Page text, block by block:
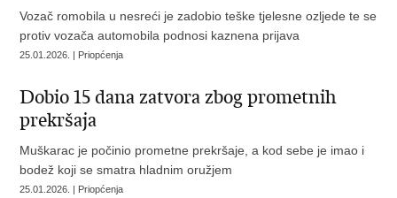
Vozač romobila u nesreći je zadobio teške tjelesne ozljede te se
protiv vozača automobila podnosi kaznena prijava
25.01.2026. | Priopćenja
Dobio 15 dana zatvora zbog prometnih
prekršaja
Muškarac je počinio prometne prekršaje, a kod sebe je imao i
bodež koji se smatra hladnim oružjem
25.01.2026. | Priopćenja